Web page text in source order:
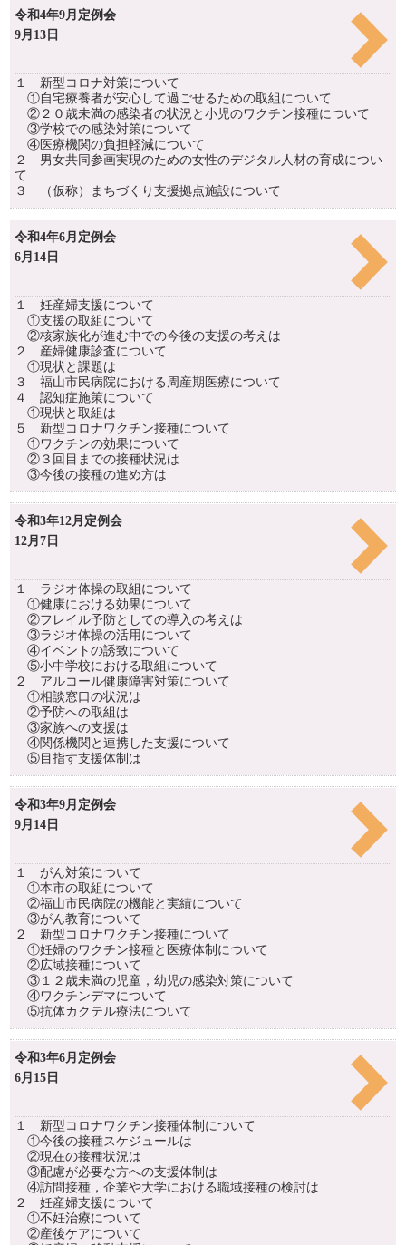
令和4年9月定例会
9月13日
１ 新型コロナ対策について
①自宅療養者が安心して過ごせるための取組について
②２０歳未満の感染者の状況と小児のワクチン接種について
③学校での感染対策について
④医療機関の負担軽減について
２ 男女共同参画実現のための女性のデジタル人材の育成につい
て
３ （仮称）まちづくり支援拠点施設について
令和4年6月定例会
6月14日
１ 妊産婦支援について
①支援の取組について
②核家族化が進む中での今後の支援の考えは
２ 産婦健康診査について
①現状と課題は
３ 福山市民病院における周産期医療について
４ 認知症施策について
①現状と取組は
５ 新型コロナワクチン接種について
①ワクチンの効果について
②３回目までの接種状況は
③今後の接種の進め方は
令和3年12月定例会
12月7日
１ ラジオ体操の取組について
①健康における効果について
②フレイル予防としての導入の考えは
③ラジオ体操の活用について
④イベントの誘致について
⑤小中学校における取組について
２ アルコール健康障害対策について
①相談窓口の状況は
②予防への取組は
③家族への支援は
④関係機関と連携した支援について
⑤目指す支援体制は
令和3年9月定例会
9月14日
１ がん対策について
①本市の取組について
②福山市民病院の機能と実績について
③がん教育について
２ 新型コロナワクチン接種について
①妊婦のワクチン接種と医療体制について
②広域接種について
③１２歳未満の児童，幼児の感染対策について
④ワクチンデマについて
⑤抗体カクテル療法について
令和3年6月定例会
6月15日
１ 新型コロナワクチン接種体制について
①今後の接種スケジュールは
②現在の接種状況は
③配慮が必要な方への支援体制は
④訪問接種，企業や大学における職域接種の検討は
２ 妊産婦支援について
①不妊治療について
②産後ケアについて